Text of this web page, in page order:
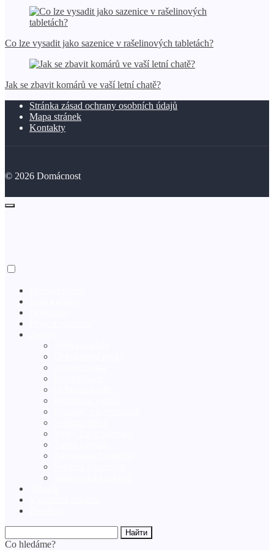
Co lze vysadit jako sazenice v rašelinových tabletách?
Jak se zbavit komárů ve vaší letní chatě?
Stránka zásad ochrany osobních údajů
Mapa stránek
Kontakty
© 2026 Domácnost
Co hledáme?